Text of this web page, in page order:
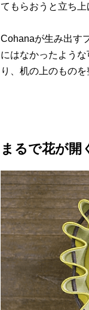
てもらおうと立ち上
Cohanaが生み出す
にはなかったよう
り、机の上のもの
まるで花が開